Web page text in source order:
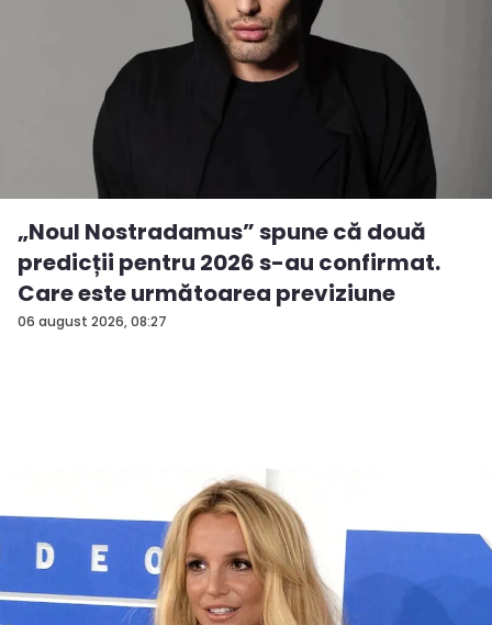
06 august 2026, 08:27
„Noul Nostradamus” spune că două
predicții pentru 2026 s-au confirmat.
Care este următoarea previziune